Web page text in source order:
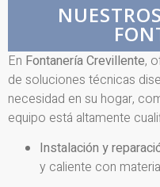
En Fontanería Crevillente,
de soluciones técnicas
necesidad en su hogar,
equipo está altamente
Instalación y
y caliente con